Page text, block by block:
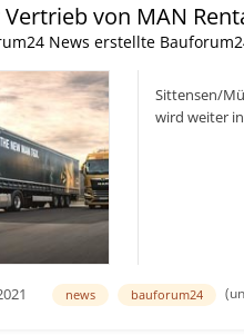
von MAN
News erstellte
Sittensen/
wird weiter
news bauforum24